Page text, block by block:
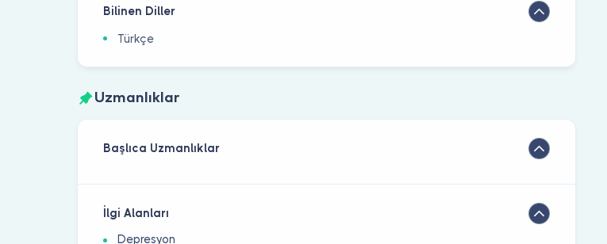
Bilinen Diller
Türkçe
Uzmanlıklar
Başlıca Uzmanlıklar
İlgi Alanları
Depresyon